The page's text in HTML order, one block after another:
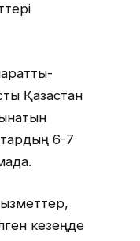
Қазақстан
6-7
кезеңде